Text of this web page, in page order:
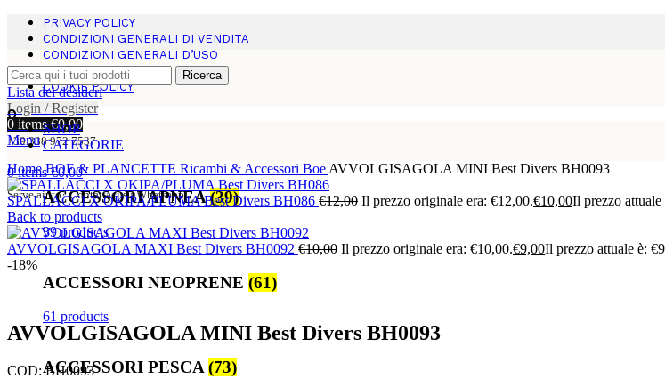
PRIVACY POLICY
CONDIZIONI GENERALI DI VENDITA
CONDIZIONI GENERALI D’USO
DIRITTO DI RECESSO
COOKIE POLICY
+39 338 972 7537
Serve aiuto? Contattaci su Whatsapp
Ricerca
Lista dei desideri
Login / Register
0 items €0,00
Menu
0items €0,00
SHOP
CATEGORIE
ACCESSORI APNEA(39)
39 products
ACCESSORI NEOPRENE (61)
61 products
ACCESSORI PESCA (73)
HomeBOE & PLANCETTE Ricambi & Accessori Boe AVVOLGISAGOLA MINI Best Divers BH0093
SPALLACCI X OKIPA/PLUMA Best Divers BH086 €12,00 Il prezzo originale era: €12,00.€10,00Il prezzo attuale
Back to products
AVVOLGISAGOLA MAXI Best Divers BH0092 €10,00 Il prezzo originale era: €10,00.€9,00Il prezzo attuale è:
-18%
AVVOLGISAGOLA MINI Best Divers BH0093
COD:BH0093